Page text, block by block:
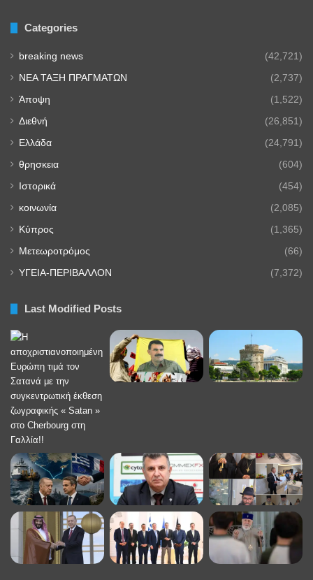
Categories
breaking news (42,721)
NEA TAΞΗ ΠΡΑΓΜΑΤΩΝ (2,737)
Άποψη (1,522)
Διεθνή (26,851)
Ελλάδα (24,791)
θρησκεια (604)
Ιστορικά (454)
κοινωνία (2,085)
Κύπρος (1,365)
Μετεωροτρόμος (66)
ΥΓΕΙΑ-ΠΕΡΙΒΑΛΛΟΝ (7,372)
Last Modified Posts